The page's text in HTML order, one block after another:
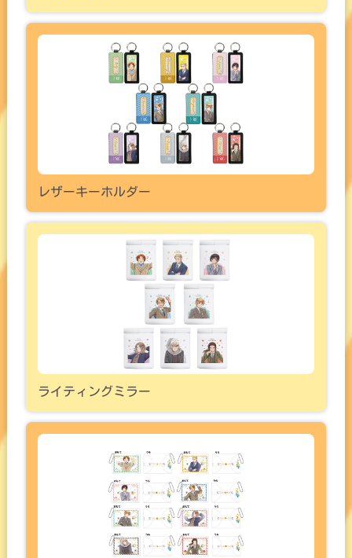
レザーキーホルダー
ライティングミラー